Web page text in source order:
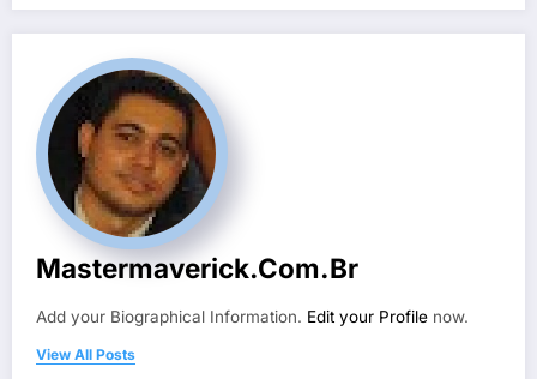
Mastermaverick.com.br
Add your Biographical Information. Edit your Profile now.
View All Posts